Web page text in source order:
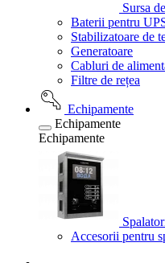
Sursa
Baterii pentru
Stabilizatoare de
Generatoare
Cabluri de
Filtre de rețea
Echipamente
Echipamente
Echipamente
Accesorii pentru